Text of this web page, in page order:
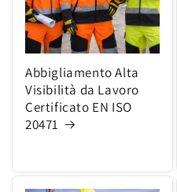
Abbigliamento Alta
Visibilità da Lavoro
Certificato EN ISO
20471